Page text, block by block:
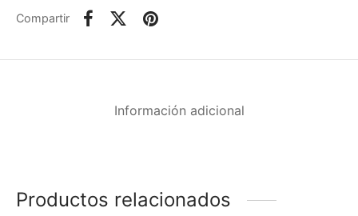
Compartir
Información adicional
Productos relacionados